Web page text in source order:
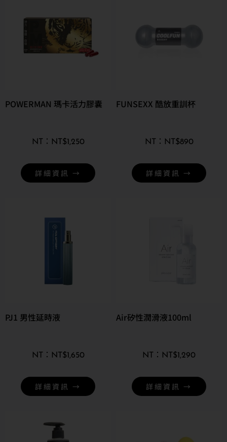
POWERMAN 瑪卡活力膠囊
NT$1,250
詳細資訊 →
FUNSEXX 酷放重訓杯
NT$890
詳細資訊 →
PJ1 男性延時液
NT$1,650
詳細資訊 →
Air矽性潤滑液100ml
NT$1,290
詳細資訊 →